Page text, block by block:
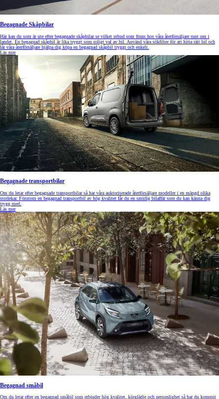
Begagnade Skåpbilar
Här kan du som är ute efter begagnade skåpbilar se vilket utbud som finns hos våra återförsäljare runt om i
landet. En begagnad skåpbil är lika tryggt som roligt val av bil. Använd våra sökfilter för att hitta rätt bil och
låt våra återförsäljare hjälpa dig köpa en begagnad skåpbil tryggt och enkelt.
Läs mer
Begagnade transportbilar
Om du letar efter begagnade transportbilar så har våra auktoriserade återförsäljare modeller i en mängd olika
storlekar. Förutom en begagnad transportbil av hög kvalitet får du en smidig bilaffär som du kan känna dig
trygg med.
Läs mer
Begagnad småbil
Om du letar efter en begagnad småbil som erbjuder hög kvalitet, körglädje och personlighet så har du kommit